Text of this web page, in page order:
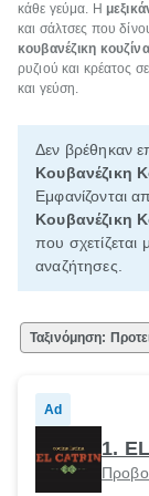
κάθε γεύμα. Η
και σάλτσες που
κουβανέζικη κουζίνα
ρυζιού και κρέατος
και γεύση.
Δεν βρέθηκαν
Κουβανέζικη
Εμφανίζονται
Κουβανέζικη
που σχετίζεται
αναζήτησες.
Ταξινόμηση:
Ad
1.